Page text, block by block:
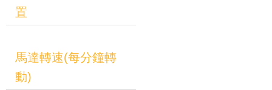
置
馬達轉速(每分鐘轉
動)